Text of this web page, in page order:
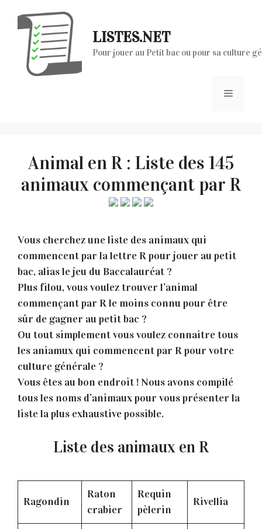
contenu
LISTES.NET
Pour jouer au Petit bac ou pour sa culture
Menu
Animal en R : Liste des 145
animaux commençant par R
Vous cherchez une liste des animaux qui
commencent par la lettre R pour jouer au petit
bac, alias le jeu du Baccalauréat ?
Plus filou, vous voulez trouver l’animal
commençant par R le moins connu pour être
sûr de gagner au petit bac ?
Ou tout simplement vous voulez connaitre tous
les aniamux qui commencent par R pour votre
culture générale ?
Vous êtes au bon endroit ! Nous avons compilé
tous les noms d’animaux pour vous présenter la
liste la plus exhaustive possible.
Liste des animaux en R
Ragondin
Raton
crabier
Requin
pèlerin
Rivellia